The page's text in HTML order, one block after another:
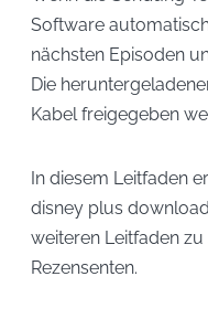
Software
nächsten Episoden
Die
Kabel freigegeben
In diesem Leitfaden
disney plus
weiteren Leitfaden
Rezensenten.